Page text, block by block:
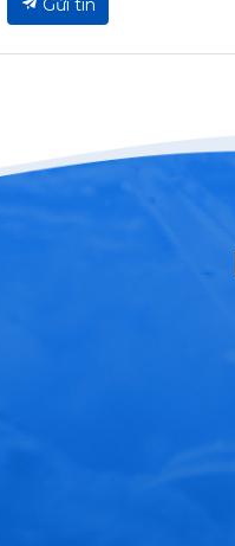
Gửi tin